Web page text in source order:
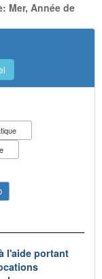
Mer, Année de
l'aide portant